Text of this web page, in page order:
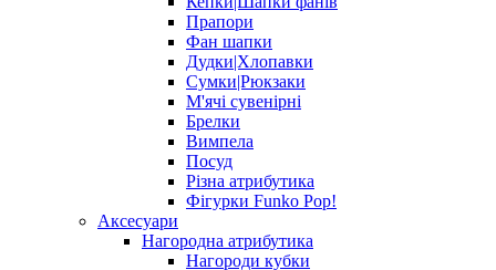
Прапори
Фан шапки
Дудки|Хлопавки
Сумки|Рюкзаки
М'ячі сувенірні
Брелки
Вимпела
Посуд
Різна атрибутика
Фігурки Funko Pop!
Аксесуари
Нагородна атрибутика
Нагороди кубки